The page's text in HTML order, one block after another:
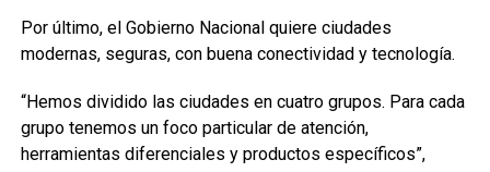
Por último, el Gobierno Nacional quiere ciudades
modernas, seguras, con buena conectividad y tecnología.
“Hemos dividido las ciudades en cuatro grupos. Para cada
grupo tenemos un foco particular de atención,
herramientas diferenciales y productos específicos”,